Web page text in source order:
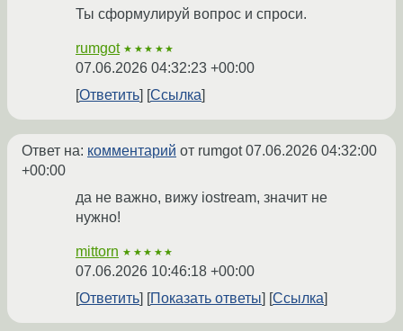
Ты сформулируй вопрос и спроси.
rumgot ★★★★★
07.06.2026 04:32:23 +00:00
Ответить
Ссылка
Ответ на: комментарий от rumgot07.06.2026 04:32:00
+00:00
да не важно, вижу iostream, значит не
нужно!
mittorn ★★★★★
07.06.2026 10:46:18 +00:00
Ответить
Показать ответы Ссылка